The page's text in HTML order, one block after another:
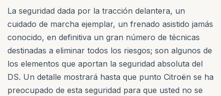
La seguridad dada por la tracción delantera, un
cuidado de marcha ejemplar, un frenado asistido jamás
conocido, en definitiva un gran número de técnicas
destinadas a eliminar todos los riesgos; son algunos de
los elementos que aportan la seguridad absoluta del
DS. Un detalle mostrará hasta que punto Citroën se ha
preocupado de esta seguridad para que usted no se